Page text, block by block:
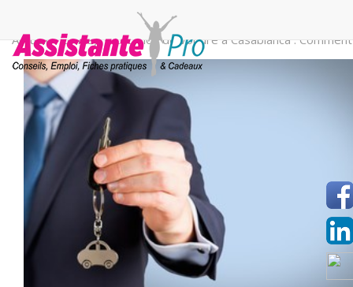
Accueil > Le Mag > Location de voiture à Casablanca :